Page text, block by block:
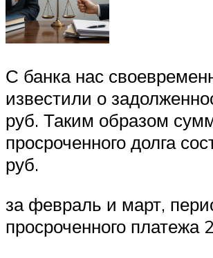
С банка нас
известили о
руб. Таким образом
просроченного долга
руб.
за февраль и март,
просроченного платежа